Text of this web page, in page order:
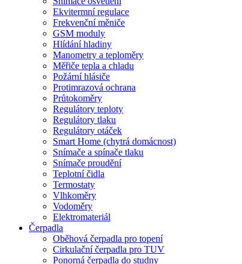
Ekvitermní regulace
Frekvenční měniče
GSM moduly
Hlídání hladiny
Manometry a teploměry
Měřiče tepla a chladu
Požární hlásiče
Protimrazová ochrana
Průtokoměry
Regulátory teploty
Regulátory tlaku
Regulátory otáček
Smart Home (chytrá domácnost)
Snímače a spínače tlaku
Snímače proudění
Teplotní čidla
Termostaty
Vlhkoměry
Vodoměry
Elektromateriál
Čerpadla
Oběhová čerpadla pro topení
Cirkulační čerpadla pro TUV
Ponorná čerpadla do studny